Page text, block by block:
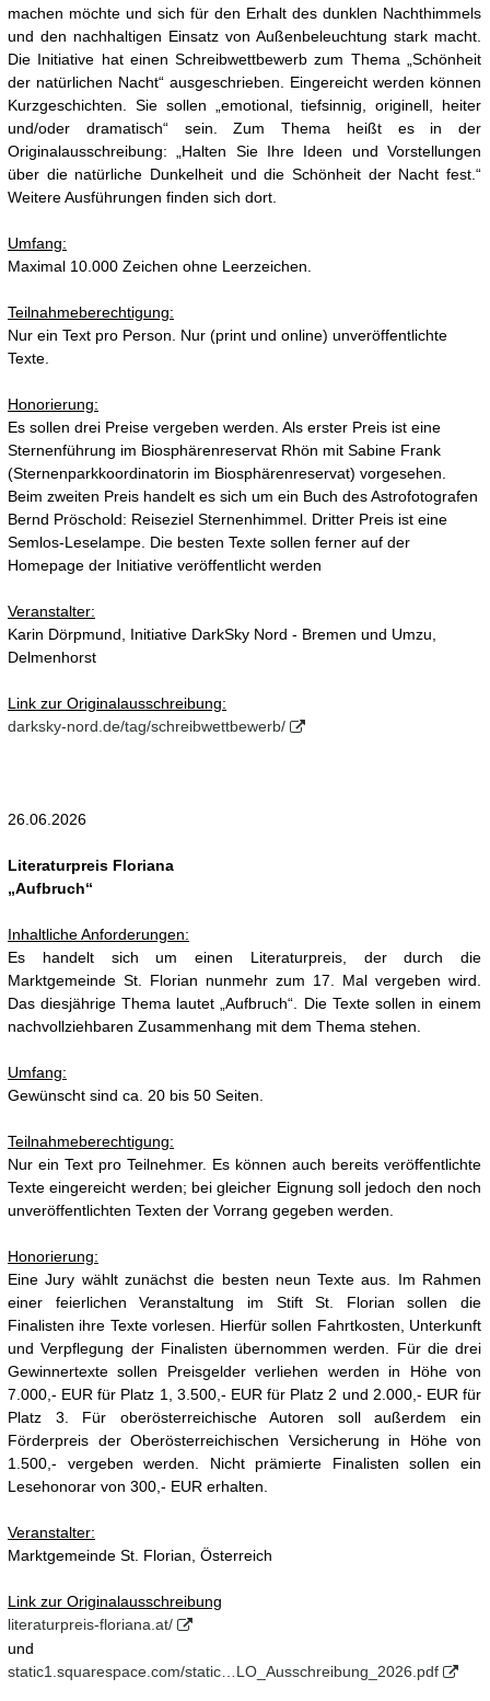
machen möchte und sich für den Erhalt des dunklen Nachthimmels
und den nachhaltigen Einsatz von Außenbeleuchtung stark macht.
Die Initiative hat einen Schreibwettbewerb zum Thema „Schönheit
der natürlichen Nacht“ ausgeschrieben. Eingereicht werden können
Kurzgeschichten. Sie sollen „emotional, tiefsinnig, originell, heiter
und/oder dramatisch“ sein. Zum Thema heißt es in der
Originalausschreibung: „Halten Sie Ihre Ideen und Vorstellungen
über die natürliche Dunkelheit und die Schönheit der Nacht fest.“
Weitere Ausführungen finden sich dort.
Umfang:
Maximal 10.000 Zeichen ohne Leerzeichen.
Teilnahmeberechtigung:
Nur ein Text pro Person. Nur (print und online) unveröffentlichte
Texte.
Honorierung:
Es sollen drei Preise vergeben werden. Als erster Preis ist eine
Sternenführung im Biosphärenreservat Rhön mit Sabine Frank
(Sternenparkkoordinatorin im Biosphärenreservat) vorgesehen.
Beim zweiten Preis handelt es sich um ein Buch des Astrofotografen
Bernd Pröschold: Reiseziel Sternenhimmel. Dritter Preis ist eine
Semlos-Leselampe. Die besten Texte sollen ferner auf der
Homepage der Initiative veröffentlicht werden
Veranstalter:
Karin Dörpmund, Initiative DarkSky Nord - Bremen und Umzu,
Delmenhorst
Link zur Originalausschreibung:
darksky-nord.de/tag/schreibwettbewerb/
26.06.2026
Literaturpreis Floriana
„Aufbruch“
Inhaltliche Anforderungen:
Es handelt sich um einen Literaturpreis, der durch die
Marktgemeinde St. Florian nunmehr zum 17. Mal vergeben wird.
Das diesjährige Thema lautet „Aufbruch“. Die Texte sollen in einem
nachvollziehbaren Zusammenhang mit dem Thema stehen.
Umfang:
Gewünscht sind ca. 20 bis 50 Seiten.
Teilnahmeberechtigung:
Nur ein Text pro Teilnehmer. Es können auch bereits veröffentlichte
Texte eingereicht werden; bei gleicher Eignung soll jedoch den noch
unveröffentlichten Texten der Vorrang gegeben werden.
Honorierung:
Eine Jury wählt zunächst die besten neun Texte aus. Im Rahmen
einer feierlichen Veranstaltung im Stift St. Florian sollen die
Finalisten ihre Texte vorlesen. Hierfür sollen Fahrtkosten, Unterkunft
und Verpflegung der Finalisten übernommen werden. Für die drei
Gewinnertexte sollen Preisgelder verliehen werden in Höhe von
7.000,- EUR für Platz 1, 3.500,- EUR für Platz 2 und 2.000,- EUR für
Platz 3. Für oberösterreichische Autoren soll außerdem ein
Förderpreis der Oberösterreichischen Versicherung in Höhe von
1.500,- vergeben werden. Nicht prämierte Finalisten sollen ein
Lesehonorar von 300,- EUR erhalten.
Veranstalter:
Marktgemeinde St. Florian, Österreich
Link zur Originalausschreibung
literaturpreis-floriana.at/
und
static1.squarespace.com/static…LO_Ausschreibung_2026.pdf